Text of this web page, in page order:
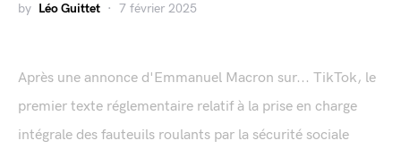
by Léo Guittet 7 février 2025
Après une annonce d'Emmanuel Macron sur... TikTok, le
premier texte réglementaire relatif à la prise en charge
intégrale des fauteuils roulants par la sécurité sociale